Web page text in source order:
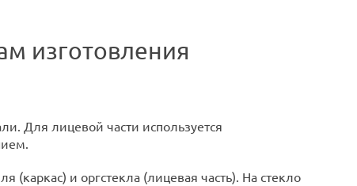
изготовления
Для лицевой части используется
и оргстекла (лицевая часть). На стекло